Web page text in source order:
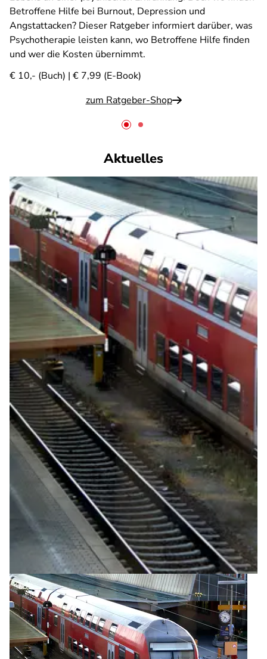
Betroffene Hilfe bei Burnout, Depression und
Angstattacken? Dieser Ratgeber informiert darüber, was
Psychotherapie leisten kann, wo Betroffene Hilfe finden
und wer die Kosten übernimmt.
€ 10,- (Buch) | € 7,99 (E-Book)
zum Ratgeber-Shop
Aktuelles